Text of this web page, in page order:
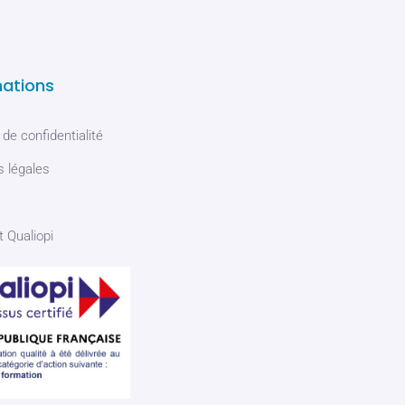
de confidentialité
légales
Qualiopi